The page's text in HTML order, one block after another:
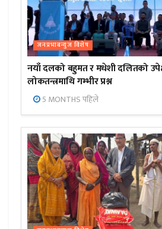
जनप्रभाबन्युज विशेष
नयाँ दलको बहुमत र मधेशी दलितको
लोकतन्त्रमाथि गम्भीर प्रश्न
5 MONTHS पहिले